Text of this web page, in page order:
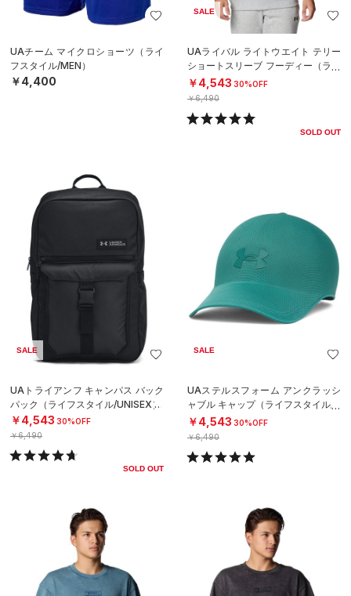
UAチーム マイクロショーツ（ライ
フスタイル/MEN）
￥4,400
SALE
UAライバル ライトウエイト テリー
ショートスリーブ フーディー（ライ
フスタイル/MEN）
￥4,543 30%OFF
￥6,490
SOLD OUT
SALE
UAトライアンフ キャンパス バック
パック（ライフスタイル/UNISEX）
￥4,543 30%OFF
￥6,490
SOLD OUT
SALE
UAステルスフォーム アンクラッシ
ャブル キャップ（ライフスタイル/U
NISEX）
￥4,543 30%OFF
￥6,490